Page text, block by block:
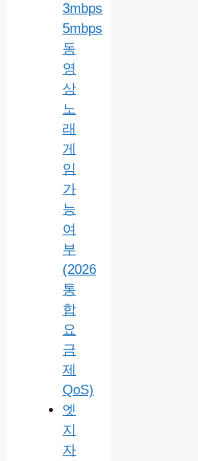
3mbps
5mbps
동
영
상
노
래
게
임
가
능
여
부
(2026
통
합
요
금
제
QoS)
엣
지
자